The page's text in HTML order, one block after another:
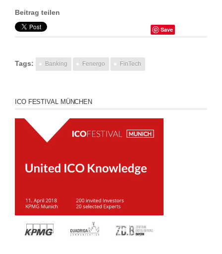
Beitrag teilen
Save
Tags: Banking Fenergo FinTech
ICO FESTIVAL MÜNCHEN